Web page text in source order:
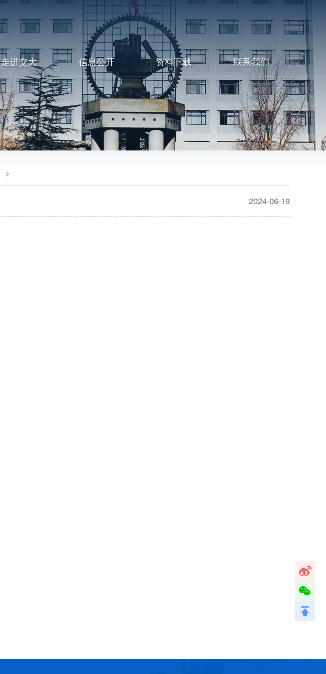
走进交大 信息公开 资料下载 联系我们
>
2024-06-19